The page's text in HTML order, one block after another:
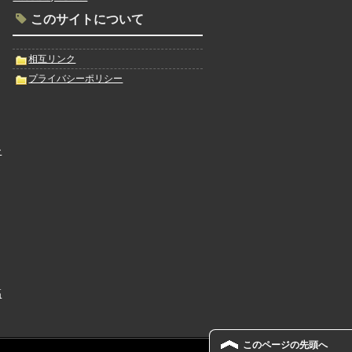
このサイトについて
相互リンク
プライバシーポリシー
このページの先頭へ